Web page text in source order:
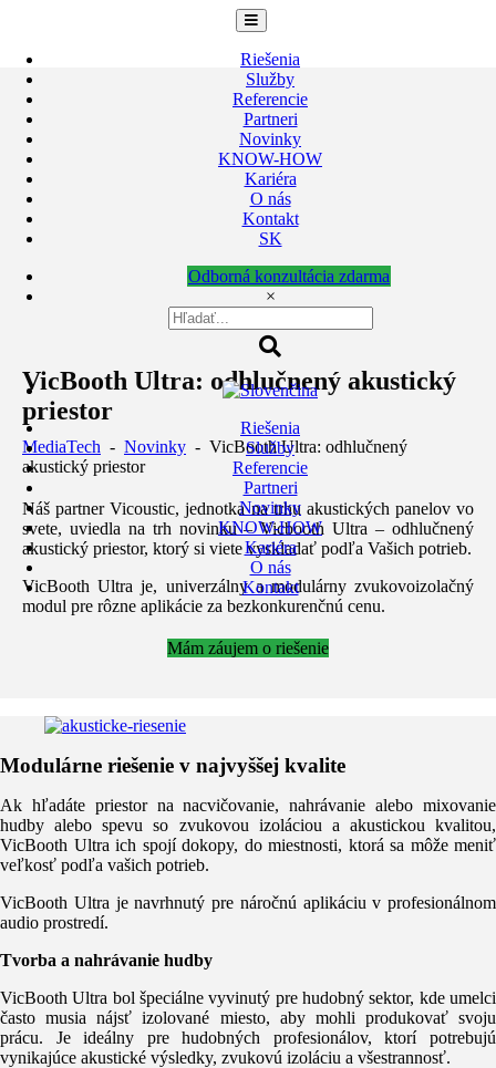
Riešenia
Služby
Referencie
Partneri
Novinky
KNOW-HOW
Kariéra
O nás
Kontakt
SK
Odborná konzultácia zdarma
×
Riešenia
Služby
Referencie
Partneri
Novinky
KNOW-HOW
Kariéra
O nás
Kontakt
VicBooth Ultra: odhlučnený akustický
priestor
MediaTech - Novinky - VicBooth Ultra: odhlučnený
akustický priestor
Náš partner Vicoustic, jednotka na trhu akustických panelov vo
svete, uviedla na trh novinku – Vicbooth Ultra – odhlučnený
akustický priestor, ktorý si viete vyskladať podľa Vašich potrieb.
VicBooth Ultra je, univerzálny a modulárny zvukovoizolačný
modul pre rôzne aplikácie za bezkonkurenčnú cenu.
Mám záujem o riešenie
Modulárne riešenie v najvyššej kvalite
Ak hľadáte priestor na nacvičovanie, nahrávanie alebo mixovanie
hudby alebo spevu so zvukovou izoláciou a akustickou kvalitou,
VicBooth Ultra ich spojí dokopy, do miestnosti, ktorá sa môže meniť
veľkosť podľa vašich potrieb.
VicBooth Ultra je navrhnutý pre náročnú aplikáciu v profesionálnom
audio prostredí.
Tvorba a nahrávanie hudby
VicBooth Ultra bol špeciálne vyvinutý pre hudobný sektor, kde umelci
často musia nájsť izolované miesto, aby mohli produkovať svoju
prácu. Je ideálny pre hudobných profesionálov, ktorí potrebujú
vynikajúce akustické výsledky, zvukovú izoláciu a všestrannosť.